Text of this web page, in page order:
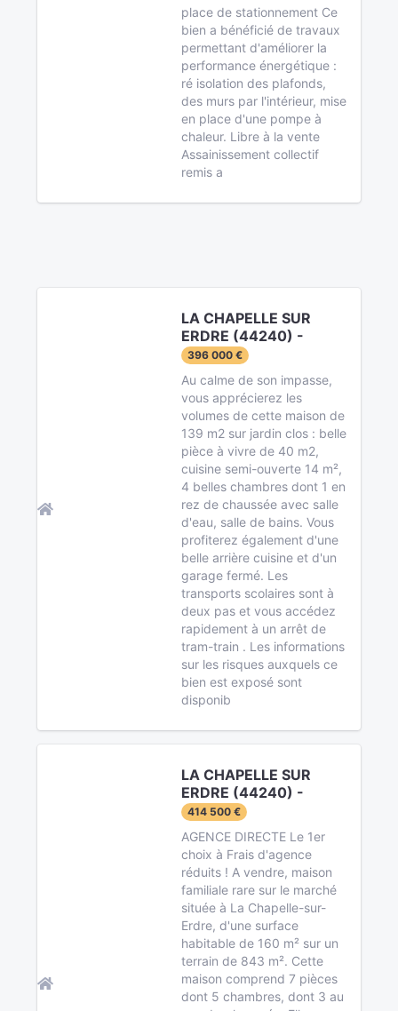
place de stationnement Ce
bien a bénéficié de travaux
permettant d'améliorer la
performance énergétique :
ré isolation des plafonds,
des murs par l'intérieur, mise
en place d'une pompe à
chaleur. Libre à la vente
Assainissement collectif
remis a
LA CHAPELLE SUR
ERDRE (44240) -
396 000 €
Au calme de son impasse,
vous apprécierez les
volumes de cette maison de
139 m2 sur jardin clos : belle
pièce à vivre de 40 m2,
cuisine semi-ouverte 14 m²,
4 belles chambres dont 1 en
rez de chaussée avec salle
d'eau, salle de bains. Vous
profiterez également d'une
belle arrière cuisine et d'un
garage fermé. Les
transports scolaires sont à
deux pas et vous accédez
rapidement à un arrêt de
tram-train . Les informations
sur les risques auxquels ce
bien est exposé sont
disponib
LA CHAPELLE SUR
ERDRE (44240) -
414 500 €
AGENCE DIRECTE Le 1er
choix à Frais d'agence
réduits ! A vendre, maison
familiale rare sur le marché
située à La Chapelle-sur-
Erdre, d'une surface
habitable de 160 m² sur un
terrain de 843 m². Cette
maison comprend 7 pièces
dont 5 chambres, dont 3 au